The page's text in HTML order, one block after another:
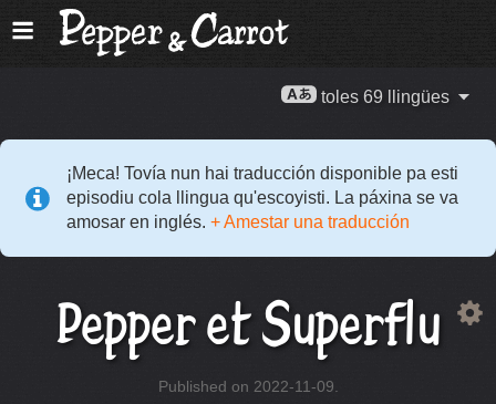
toles 69 llingües
¡Meca! Tovía nun hai traducción disponible pa esti
episodiu cola llingua qu'escoyisti. La páxina se va
amosar en inglés. + Amestar una traducción
Pepper et Superflu
Published on 2022-11-09.